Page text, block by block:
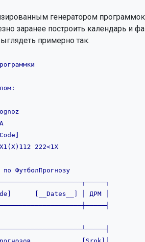
генератором
заранее построить календарь и